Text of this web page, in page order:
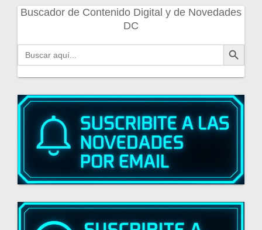
Buscador de Contenido Digital y de Novedades
DC
Buscar: Botón de búsqueda